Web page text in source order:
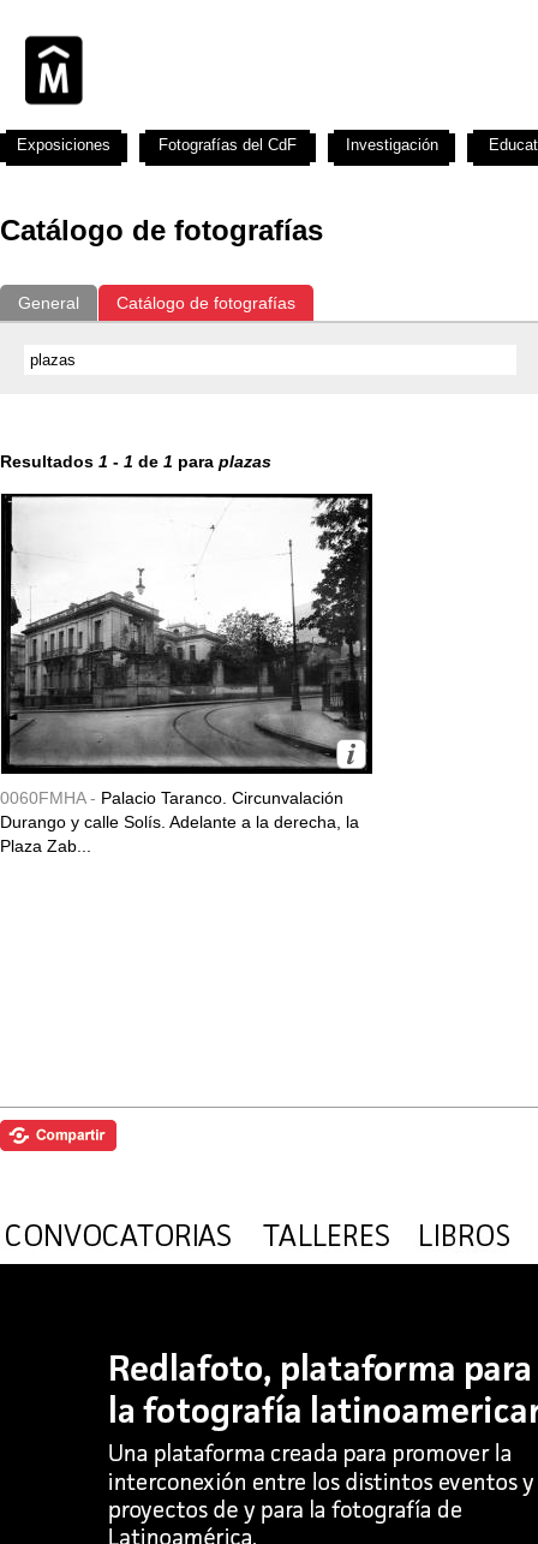
Catálogo de fotografías
General Catálogo de fotografías
Resultados 1 - 1 de 1 para plazas
0060FMHA - Palacio Taranco. Circunvalación
Durango y calle Solís. Adelante a la derecha, la
Plaza Zab...
Exposiciones Fotografías del CdF Investigación